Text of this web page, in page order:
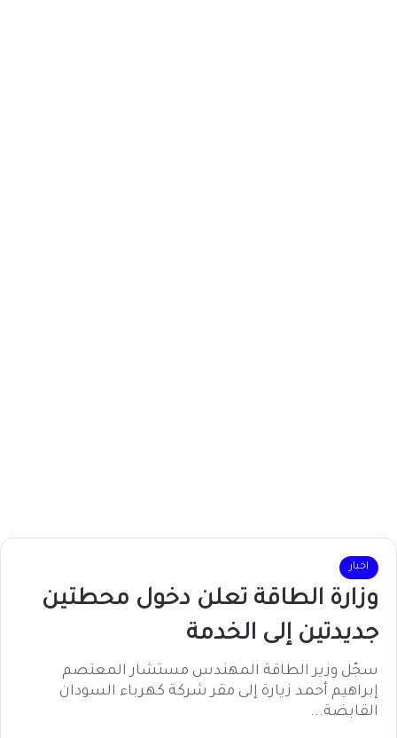
اخبار
وزارة الطاقة تعلن دخول محطتين
جديدتين إلى الخدمة
سجّل وزير الطاقة المهندس مستشار المعتصم
إبراهيم أحمد زيارة إلى مقر شركة كهرباء السودان
القابضة...